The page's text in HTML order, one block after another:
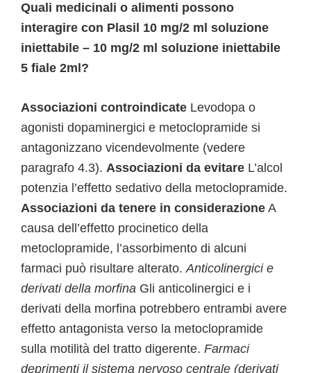
Quali medicinali o alimenti possono
interagire con Plasil 10 mg/2 ml soluzione
iniettabile – 10 mg/2 ml soluzione iniettabile
5 fiale 2ml?
Associazioni controindicate Levodopa o
agonisti dopaminergici e metoclopramide si
antagonizzano vicendevolmente (vedere
paragrafo 4.3). Associazioni da evitare L’alcol
potenzia l’effetto sedativo della metoclopramide.
Associazioni da tenere in considerazione A
causa dell’effetto procinetico della
metoclopramide, l’assorbimento di alcuni
farmaci può risultare alterato.Anticolinergici e
derivati della morfina Gli anticolinergici e i
derivati della morfina potrebbero entrambi avere
effetto antagonista verso la metoclopramide
sulla motilità del tratto digerente. Farmaci
deprimenti il sistema nervoso centrale (derivati